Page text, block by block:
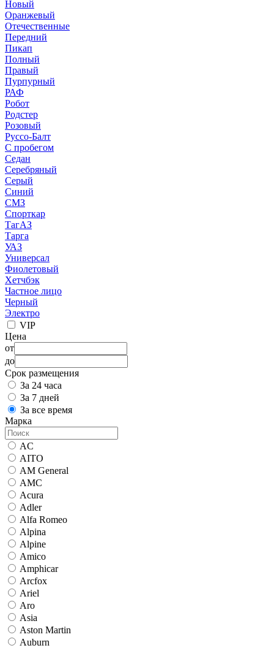
Новый
Оранжевый
Отечественные
Передний
Пикап
Полный
Правый
Пурпурный
РАФ
Робот
Родстер
Розовый
Руссо-Балт
С пробегом
Седан
Серебряный
Серый
Синий
СМЗ
Спорткар
ТагАЗ
Тарга
УАЗ
Универсал
Фиолетовый
Хетчбэк
Частное лицо
Черный
Электро
VIP
Цена
от
до
Срок размещения
За 24 часа
За 7 дней
За все время
Марка
AC
AITO
AM General
AMC
Acura
Adler
Alfa Romeo
Alpina
Alpine
Amico
Amphicar
Arcfox
Ariel
Aro
Asia
Aston Martin
Auburn